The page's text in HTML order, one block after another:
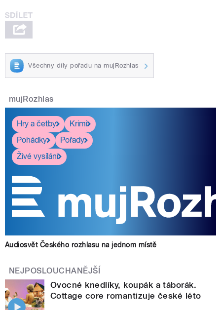
pause
Všechny díly pořadu na mujRozhlas
mujRozhlas
Hry a četby
Krimi
Pohádky
Pořady
Živé vysílání
Audiosvět Českého rozhlasu na jednom místě
NEJPOSLOUCHANĚJŠÍ
Ovocné knedlíky, koupák a táborák.
Cottage core romantizuje české léto